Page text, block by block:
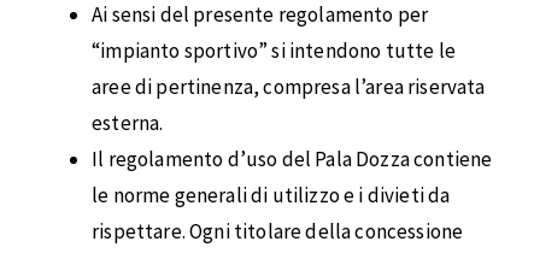
Ai sensi del presente regolamento per
“impianto sportivo” si intendono tutte le
aree di pertinenza, compresa l’area riservata
esterna.
Il regolamento d’uso del Pala Dozza contiene
le norme generali di utilizzo e i divieti da
rispettare. Ogni titolare della concessione